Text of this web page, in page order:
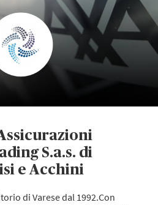
S.a.s. di
e Acchini
di Varese dal 1992.Con